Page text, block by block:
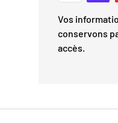
Vos
conservons
accès.